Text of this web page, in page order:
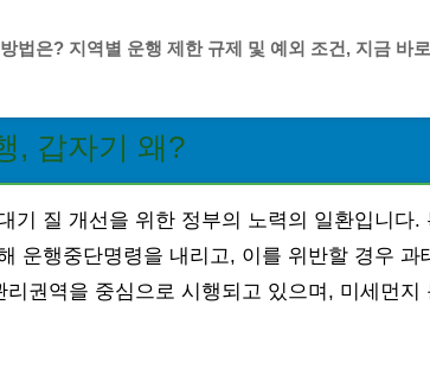
법은? 지역별 운행 제한 규제 및 예외 조건, 지금 바
, 갑자기 왜?
기 질 개선을 위한 정부의 노력의 일환입니다.
운행중단명령을 내리고, 이를 위반할 경우 과
권역을 중심으로 시행되고 있으며, 미세먼지